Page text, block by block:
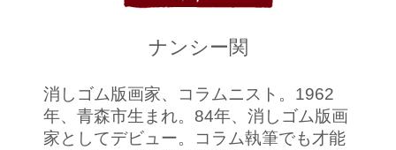
ナンシー関
消しゴム版画家、コラムニスト。1962
年、青森市生まれ。84年、消しゴム版画
家としてデビュー。コラム執筆でも才能